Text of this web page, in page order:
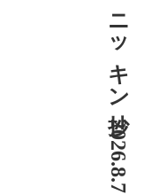
ニッキン抄 2026.8.7